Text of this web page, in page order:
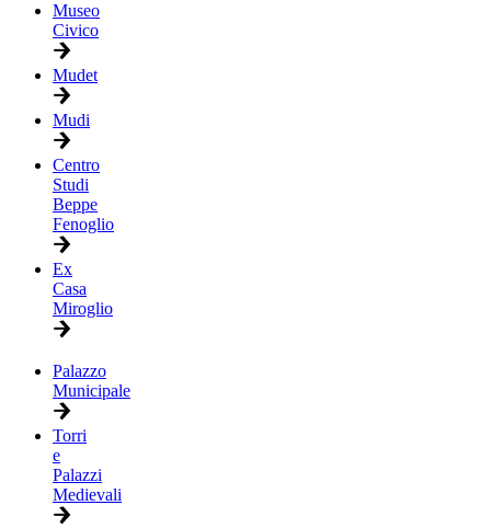
Museo
Civico
Mudet
Mudi
Centro
Studi
Beppe
Fenoglio
Ex
Casa
Miroglio
Palazzo
Municipale
Torri
e
Palazzi
Medievali